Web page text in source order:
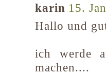
karin 15.
Hallo und
ich werde
machen....